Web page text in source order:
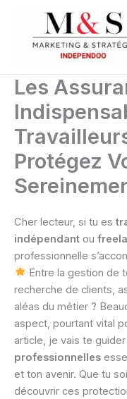
contenu
Les
Protégez
Cher lecteur, si tu es
indépendant ou
professionnelle
Entre la gestion de
recherche de clients,
aléas du métier ?
aspect, pourtant vital
article, je vais te
professionnelles
et ton avenir. Que tu
découvrir ces